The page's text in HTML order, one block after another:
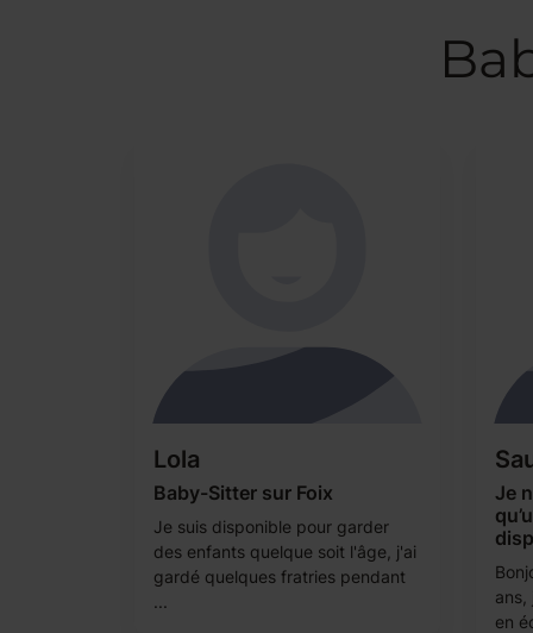
Lola
Baby-Sitter sur Foix
Je suis disponible pour garder
des enfants quelque soit l'âge, j'ai
gardé quelques fratries pendant
...
Je
ans,
en